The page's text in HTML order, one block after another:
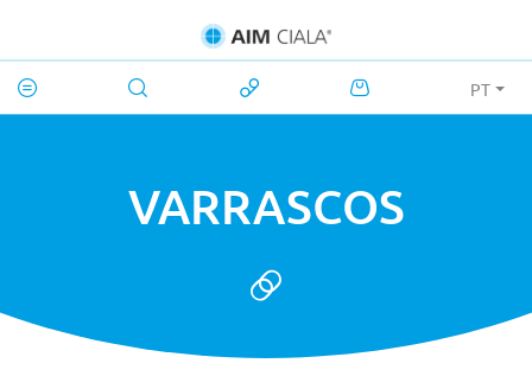
PT
VARRASCOS